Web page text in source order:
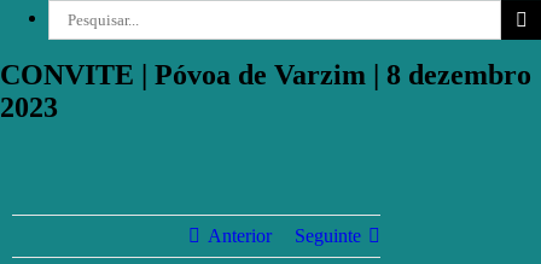
CONVITE | Póvoa de Varzim | 8 dezembro
2023
Anterior Seguinte